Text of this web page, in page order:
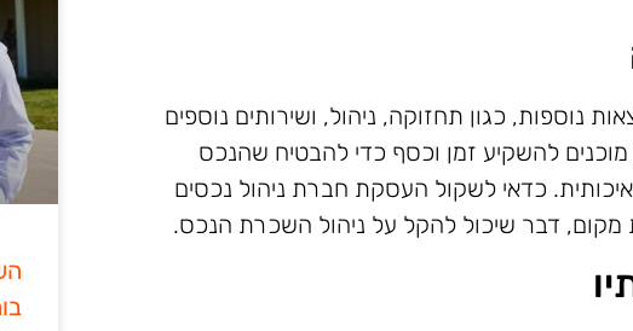
נוספות, כגון תחזוקה, ניהול, ושירותים נוספים
מוכנים להשקיע זמן וכסף כדי להבטיח שהנכס
איכותית. כדאי לשקול העסקת חברת ניהול נכסים
דבר שיכול להקל על ניהול השכרת הנכס.